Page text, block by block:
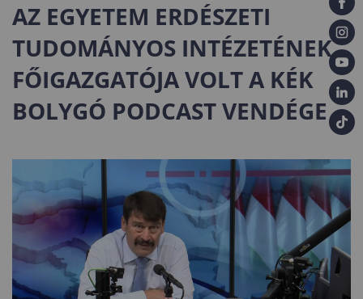
AZ EGYETEM ERDÉSZETI
TUDOMÁNYOS INTÉZETÉNEK
FŐIGAZGATÓJA VOLT A KÉK
BOLYGÓ PODCAST VENDÉGE